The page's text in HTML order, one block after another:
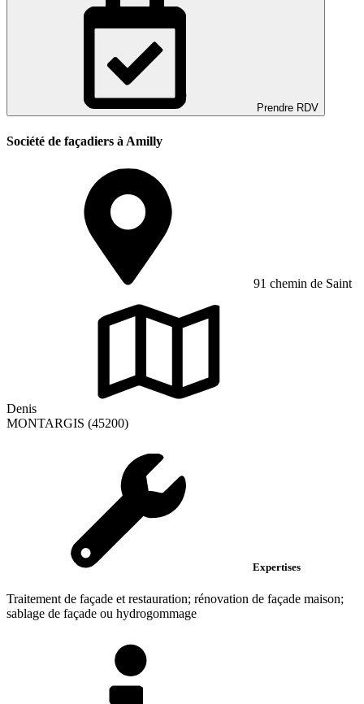
Prendre RDV
Société de façadiers à Amilly
91 chemin de Saint
Denis
MONTARGIS (45200)
Expertises
Traitement de façade et restauration; rénovation de façade maison;
sablage de façade ou hydrogommage